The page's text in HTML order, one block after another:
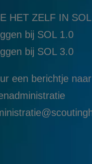
HET ZELF IN SOL
bij SOL 1.0
bij SOL 3.0
een berichtje